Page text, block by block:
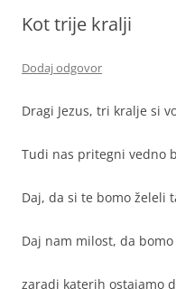
Kot trije kralji
Dodaj odgovor
Dragi Jezus, tri kralje si
Tudi nas pritegni vedno
Daj, da si te bomo želeli
Daj nam milost, da
zaradi katerih ostajamo